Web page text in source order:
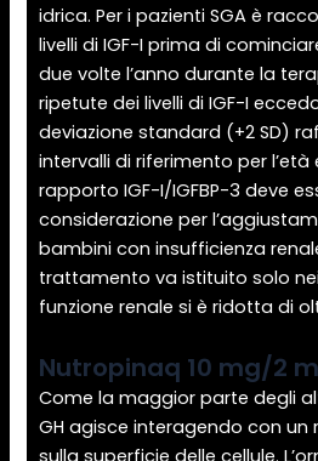
idrica. Per i pazienti SGA è
livelli di IGF-I prima di
due volte l’anno durante la
ripetute dei livelli di IGF-I
deviazione standard (+2 SD)
intervalli di riferimento per
rapporto IGF-I/IGFBP-3 deve
considerazione per
bambini con insufficienza
trattamento va istituito solo
funzione renale si è ridotta di
Nutropinaq 10 mg/2
Come la maggior parte degli
GH agisce interagendo con